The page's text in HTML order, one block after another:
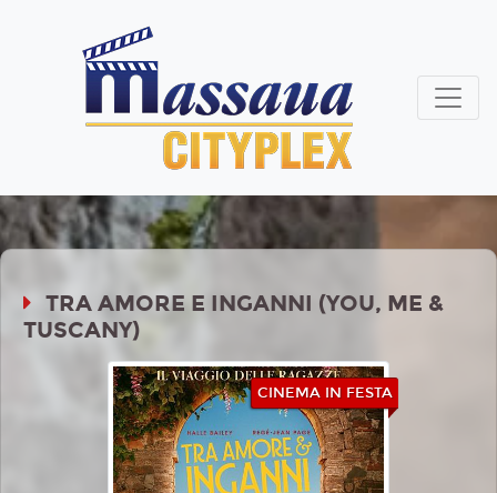
TRA AMORE E INGANNI (YOU, ME &
TUSCANY)
CINEMA IN FESTA